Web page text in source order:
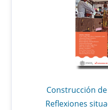
Construcción
Reflexiones